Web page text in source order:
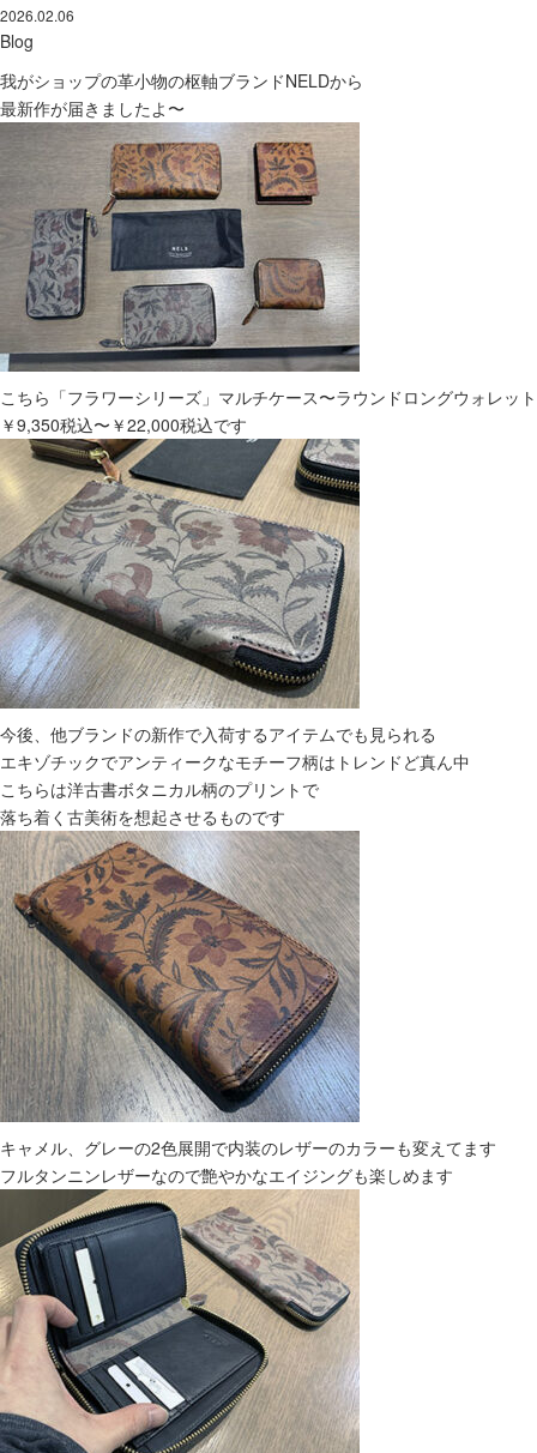
2026.02.06
Blog
我がショップの革小物の枢軸ブランドNELDから
最新作が届きましたよ〜
こちら「フラワーシリーズ」マルチケース〜ラウンドロングウォレット
￥9,350税込〜￥22,000税込です
今後、他ブランドの新作で入荷するアイテムでも見られる
エキゾチックでアンティークなモチーフ柄はトレンドど真ん中
こちらは洋古書ボタニカル柄のプリントで
落ち着く古美術を想起させるものです
キャメル、グレーの2色展開で内装のレザーのカラーも変えてます
フルタンニンレザーなので艶やかなエイジングも楽しめます